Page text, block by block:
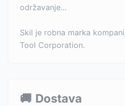
održavanje...
Skil je robna marka
Tool Corporation.
🚚 Dostava